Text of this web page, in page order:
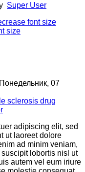
Super User
07
adipiscing elit, sed
ut laoreet dolore
ad minim veniam,
lobortis nisl ut
autem vel eum iriure